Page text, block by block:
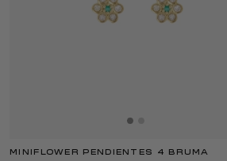
MINIFLOWER PENDIENTES 4 BRUMA